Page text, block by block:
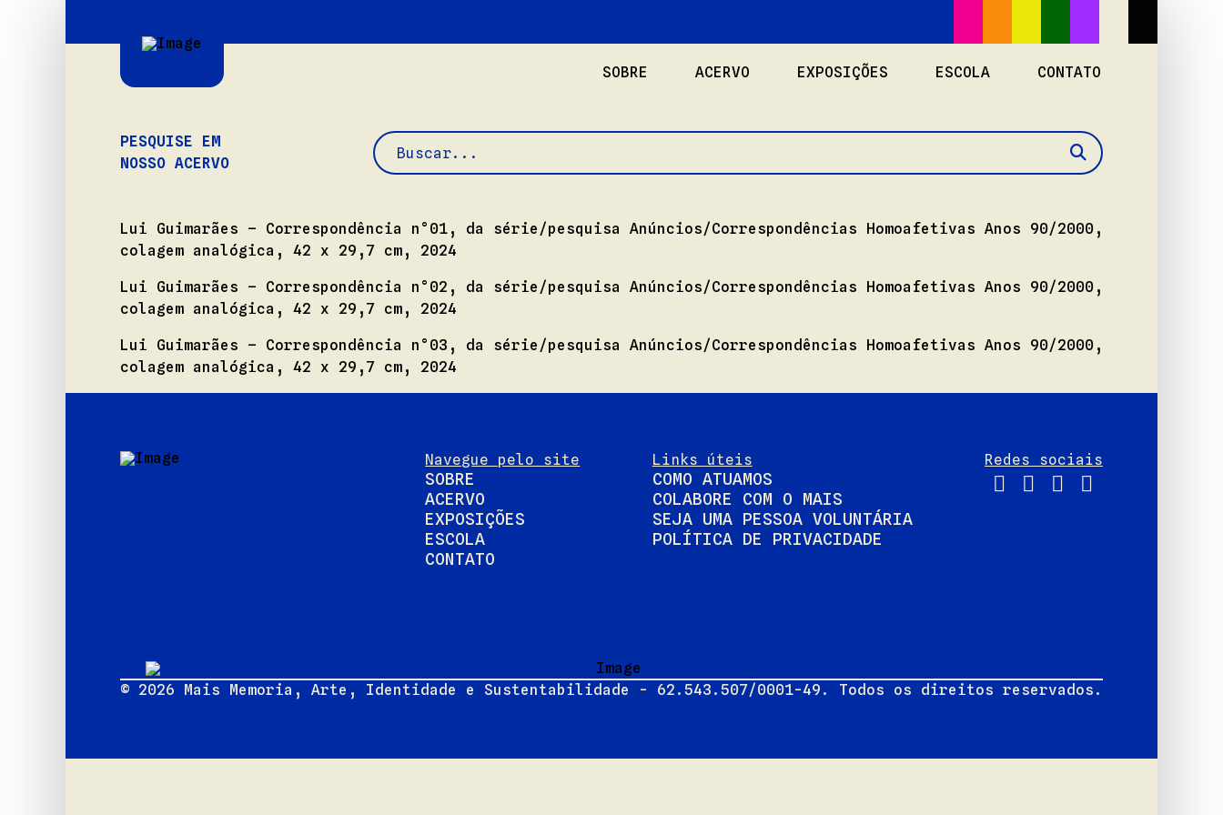
SOBRE ACERVO EXPOSIÇÕES ESCOLA CONTATO
PESQUISE EM
NOSSO ACERVO
Buscar
Lui Guimarães – Correspondência n°01, da série/pesquisa Anúncios/Correspondências Homoafetivas Anos 90/2000,
colagem analógica, 42 x 29,7 cm, 2024
Lui Guimarães – Correspondência n°02, da série/pesquisa Anúncios/Correspondências Homoafetivas Anos 90/2000,
colagem analógica, 42 x 29,7 cm, 2024
Lui Guimarães – Correspondência n°03, da série/pesquisa Anúncios/Correspondências Homoafetivas Anos 90/2000,
colagem analógica, 42 x 29,7 cm, 2024
Navegue pelo site
SOBRE
ACERVO
EXPOSIÇÕES
ESCOLA
CONTATO
Links úteis
COMO ATUAMOS
COLABORE COM O MAIS
SEJA UMA PESSOA VOLUNTÁRIA
POLÍTICA DE PRIVACIDADE
Redes sociais
© 2026 Mais Memoria, Arte, Identidade e Sustentabilidade - 62.543.507/0001-49. Todos os direitos reservados.